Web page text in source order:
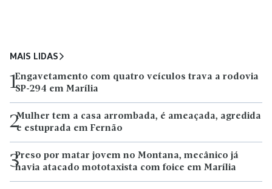
MAIS LIDAS
1Engavetamento com quatro veículos trava a rodovia
SP-294 em Marília
2Mulher tem a casa arrombada, é ameaçada, agredida
e estuprada em Fernão
3Preso por matar jovem no Montana, mecânico já
havia atacado mototaxista com foice em Marília